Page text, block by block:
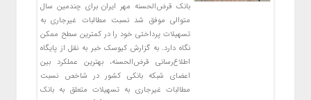
بانک قرض‌الحسنه مهر ایران برای چندمین سال
متوالی موفق شد نسبت مطالبات غیرجاری به
تسهیلات پرداختی خود را در کمترین سطح ممکن
نگاه دارد. به گزارش کیوسک خبر به نقل از پایگاه
اطلاع‌رسانی قرض‌الحسنه، بهترین عملکرد بین
اعضای شبکه بانکی کشور در شاخص نسبت
مطالبات غیرجاری به تسهیلات متعلق به بانک